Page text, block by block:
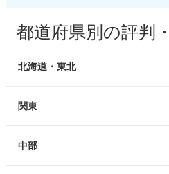
都道府県別の評判
北海道・東北
北海道
青森
関東
東京
中部